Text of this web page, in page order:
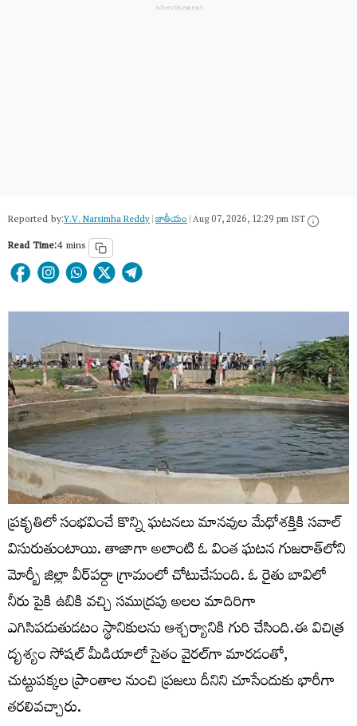
Reported by:Y.V. Narsimha Reddy|జాతీయం|Aug 07, 2026, 12:29 pm IST
Read Time:4 mins
ప్రకృతిలో సంభవించే కొన్ని ఘటనలు మానవుల మేధోశక్తికి సవాల్
విసురుతుంటాయి. తాజాగా అలాంటి ఓ వింత ఘటన గుజరాత్‌లోని
మోర్బీ జిల్లా వీర్‌పర్దా గ్రామంలో చోటుచేసుంది. ఓ రైతు బావిలో
నీరు పైకి ఉబికి వచ్చి సముద్రపు అలల మాదిరిగా
ఎగిసిపడుతుడటం స్థానికులను ఆశ్చర్యానికి గురి చేసింది.ఈ విచిత్ర
దృశ్యం సోషల్ మీడియాలో సైతం వైరల్‌గా మారడంతో,
చుట్టుపక్కల ప్రాంతాల నుంచి ప్రజలు దీనిని చూసేందుకు భారీగా
తరలివచ్చారు.